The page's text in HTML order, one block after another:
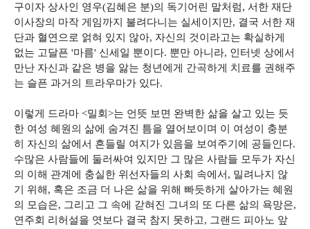
구이자 상사인 영우(김혜은 분)의 독기어린 말처럼, 서한 재단
이사장의 마작 게임까지 불려다니는 실세이지만, 결국 서한 재
단과 혈연으로 얽혀 있지 않아, 자신의 것이라고는 확실하게
없는 고달픈 '마름' 신세일 뿐이다. 뿐만 아니라, 인터넷 상에서
만난 자신과 같은 병을 앓는 청년에게 간곡하게 치료를 권해주
는 슬픈 과거의 트라우마가 있다.
이렇게 드라마 <밀회>는 언뜻 보면 완벽한 삶을 살고 있는 듯
한 여성 혜원의 삶에 숨겨진 틈을 열어보이며 이 여성이 충분
히 자신의 삶에서 흔들릴 여지가 있음을 보여주기에 공들인다.
수많은 사람들에 둘러싸여 있지만 그 많은 사람들 모두가 자신
의 이해 관계에 충실한 위선자들의 사회 속에서, 밀려나지 않
기 위해, 혹은 조금 더 나은 삶을 위해 빠듯하게 살아가는 혜원
의 모습은, 그리고 그 속에 갇혀진 그녀의 또 다른 삶의 욕망은,
연주회 리허설을 엿보다 결국 참지 못하고, 그랜드 피아노 앞